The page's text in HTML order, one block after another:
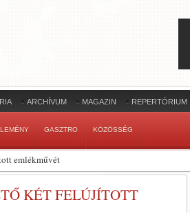
ARCHÍVUM MAGAZIN REPERTÓRIUM
GASZTRO KÖZÖSSÉG
emlékművét
KÉT FELÚJÍTOTT